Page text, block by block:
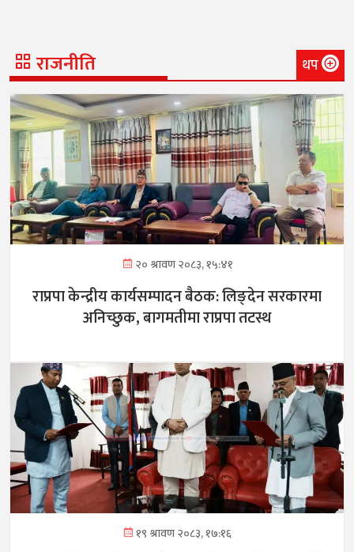
राजनीति थप
२० श्रावण २०८३, १५:४१
राप्रपा केन्द्रीय कार्यसम्पादन बैठक: लिङ्देन सरकारमा
अनिच्छुक, बागमतीमा राप्रपा तटस्थ
१९ श्रावण २०८३, १७:१६